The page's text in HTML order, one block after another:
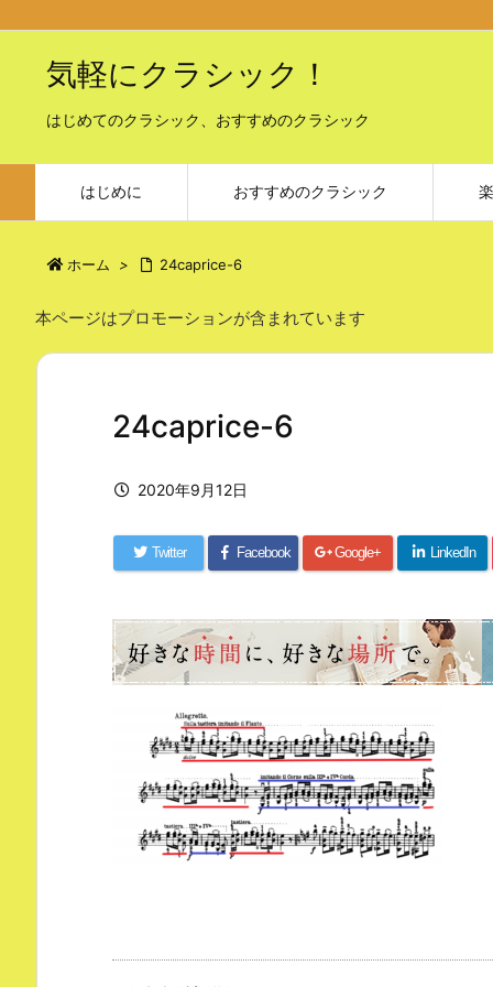
気軽にクラシック！
はじめてのクラシック、おすすめのクラシック
はじめに おすすめのクラシック
ホーム > 24caprice-6
本ページはプロモーションが含まれています
24caprice-6
2020年9月12日
Twitter Facebook Google+ LinkedIn